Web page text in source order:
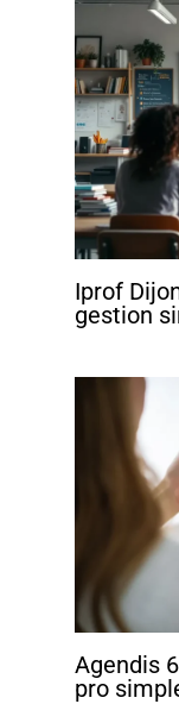
Iprof
gestion
Agendis
pro